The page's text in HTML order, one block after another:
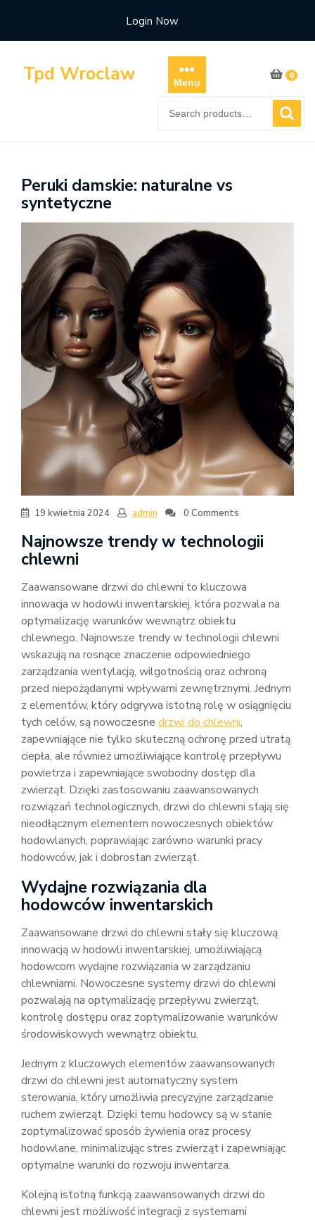
content
Login Now
Tpd Wroclaw Menu
0
for:
Peruki damskie: naturalne vs
syntetyczne
19 kwietnia 2024 admin 0 Comments
Najnowsze trendy w technologii
chlewni
Zaawansowane drzwi do chlewni to kluczowa
innowacja w hodowli inwentarskiej, która pozwala na
optymalizację warunków wewnątrz obiektu
chlewnego. Najnowsze trendy w technologii chlewni
wskazują na rosnące znaczenie odpowiedniego
zarządzania wentylacją, wilgotnością oraz ochroną
przed niepożądanymi wpływami zewnętrznymi. Jednym
z elementów, który odgrywa istotną rolę w osiągnięciu
tych celów, są nowoczesne drzwi do chlewni,
zapewniające nie tylko skuteczną ochronę przed utratą
ciepła, ale również umożliwiające kontrolę przepływu
powietrza i zapewniające swobodny dostęp dla
zwierząt. Dzięki zastosowaniu zaawansowanych
rozwiązań technologicznych, drzwi do chlewni stają się
nieodłącznym elementem nowoczesnych obiektów
hodowlanych, poprawiając zarówno warunki pracy
hodowców, jak i dobrostan zwierząt.
Wydajne rozwiązania dla
hodowców inwentarskich
Zaawansowane drzwi do chlewni stały się kluczową
innowacją w hodowli inwentarskiej, umożliwiającą
hodowcom wydajne rozwiązania w zarządzaniu
chlewniami. Nowoczesne systemy drzwi do chlewni
pozwalają na optymalizację przepływu zwierząt,
kontrolę dostępu oraz zoptymalizowanie warunków
środowiskowych wewnątrz obiektu.
Jednym z kluczowych elementów zaawansowanych
drzwi do chlewni jest automatyczny system
sterowania, który umożliwia precyzyjne zarządzanie
ruchem zwierząt. Dzięki temu hodowcy są w stanie
zoptymalizować sposób żywienia oraz procesy
hodowlane, minimalizując stres zwierząt i zapewniając
optymalne warunki do rozwoju inwentarza.
Kolejną istotną funkcją zaawansowanych drzwi do
chlewni jest możliwość integracji z systemami